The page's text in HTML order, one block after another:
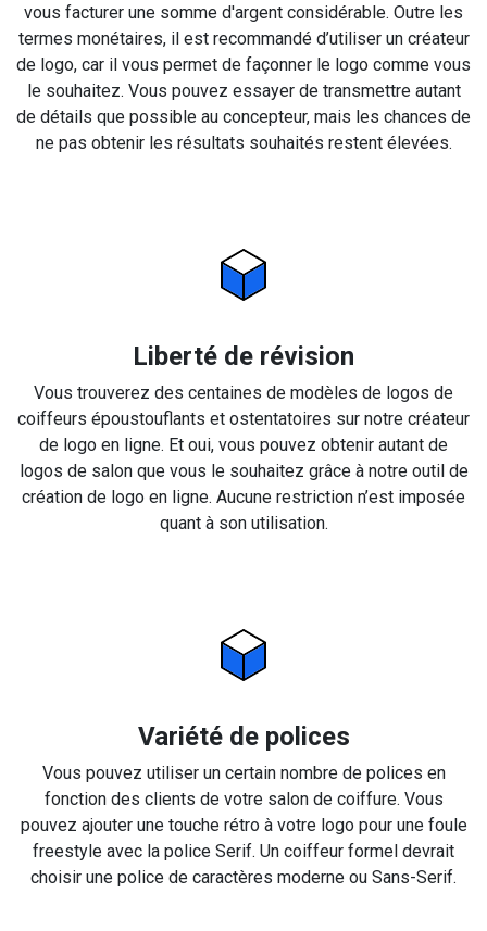
vous facturer une somme d'argent considérable. Outre les
termes monétaires, il est recommandé d’utiliser un créateur
de logo, car il vous permet de façonner le logo comme vous
le souhaitez. Vous pouvez essayer de transmettre autant
de détails que possible au concepteur, mais les chances de
ne pas obtenir les résultats souhaités restent élevées.
Liberté de révision
Vous trouverez des centaines de modèles de logos de
coiffeurs époustouflants et ostentatoires sur notre créateur
de logo en ligne. Et oui, vous pouvez obtenir autant de
logos de salon que vous le souhaitez grâce à notre outil de
création de logo en ligne. Aucune restriction n’est imposée
quant à son utilisation.
Variété de polices
Vous pouvez utiliser un certain nombre de polices en
fonction des clients de votre salon de coiffure. Vous
pouvez ajouter une touche rétro à votre logo pour une foule
freestyle avec la police Serif. Un coiffeur formel devrait
choisir une police de caractères moderne ou Sans-Serif.